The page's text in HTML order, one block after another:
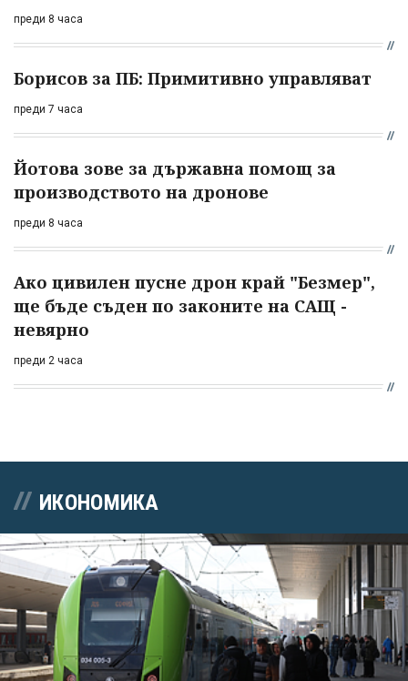
преди 8 часа
Борисов за ПБ: Примитивно управляват
преди 7 часа
Йотова зове за държавна помощ за
производството на дронове
преди 8 часа
Ако цивилен пусне дрон край "Безмер",
ще бъде съден по законите на САЩ -
невярно
преди 2 часа
ИКОНОМИКА